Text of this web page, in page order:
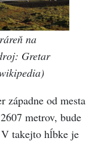
na
Gretar
západne od mesta
metrov, bude
takejto hĺbke je